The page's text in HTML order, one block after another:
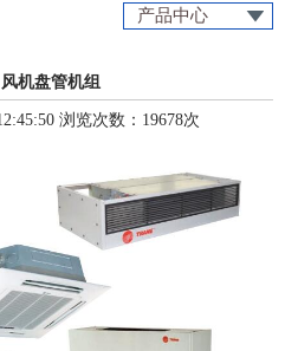
产品中心
机盘管机组
浏览次数：19678次